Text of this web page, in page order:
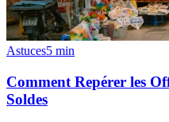
Astuces5 min
Comment Repérer les
Soldes